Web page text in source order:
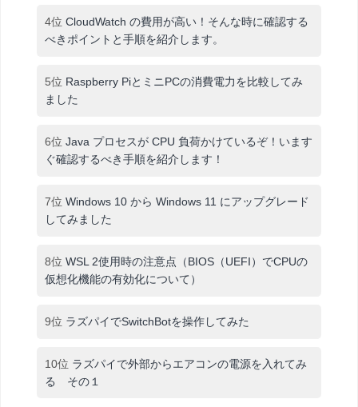
4位 CloudWatch の費用が高い！そんな時に確認する
べきポイントと手順を紹介します。
5位 Raspberry PiとミニPCの消費電力を比較してみ
ました
6位 Java プロセスが CPU 負荷かけているぞ！います
ぐ確認するべき手順を紹介します！
7位 Windows 10 から Windows 11 にアップグレード
してみました
8位 WSL 2使用時の注意点（BIOS（UEFI）でCPUの
仮想化機能の有効化について）
9位 ラズパイでSwitchBotを操作してみた
10位 ラズパイで外部からエアコンの電源を入れてみ
る その１